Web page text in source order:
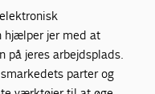
hjælper jer med at
på jeres arbejdsplads.
parter og